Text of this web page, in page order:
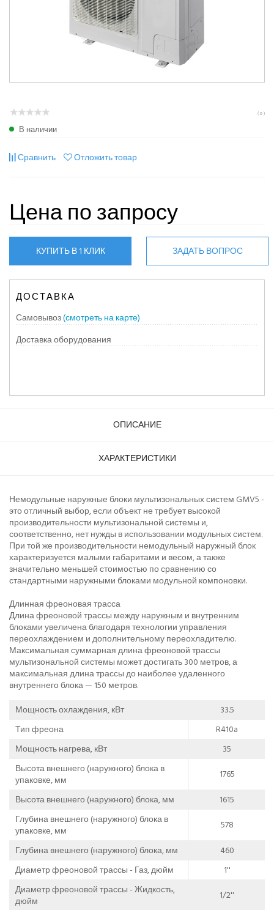
( 0 )
В наличии
Сравнить Отложить товар
Цена по запросу
КУПИТЬ В 1 КЛИК ЗАДАТЬ ВОПРОС
ДОСТАВКА
Самовывоз(смотреть на карте)
Доставка оборудования
ОПИСАНИЕ
ХАРАКТЕРИСТИКИ
Немодульные наружные блоки мультизональных систем GMV5 -
это отличный выбор, если объект не требует высокой
производительности мультизональной системы и,
соответственно, нет нужды в использовании модульных систем.
При той же производительности немодульный наружный блок
характеризуется малыми габаритами и весом, а также
значительно меньшей стоимостью по сравнению со
стандартными наружными блоками модульной компоновки.
Длинная фреоновая трасса
Длина фреоновой трассы между наружным и внутренним
блоками увеличена благодаря технологии управления
переохлаждением и дополнительному переохладителю.
Максимальная суммарная длина фреоновой трассы
мультизональной системы может достигать 300 метров, а
максимальная длина трассы до наиболее удаленного
внутреннего блока — 150 метров.
Мощность охлаждения, кВт
33.5
Тип фреона
R410a
Мощность нагрева, кВт
35
Высота внешнего (наружного) блока в
упаковке, мм
1765
Высота внешнего (наружного) блока, мм
1615
Глубина внешнего (наружного) блока в
упаковке, мм
578
Глубина внешнего (наружного) блока, мм
460
Диаметр фреоновой трассы - Газ, дюйм
1''
Диаметр фреоновой трассы - Жидкость,
дюйм
1/2''